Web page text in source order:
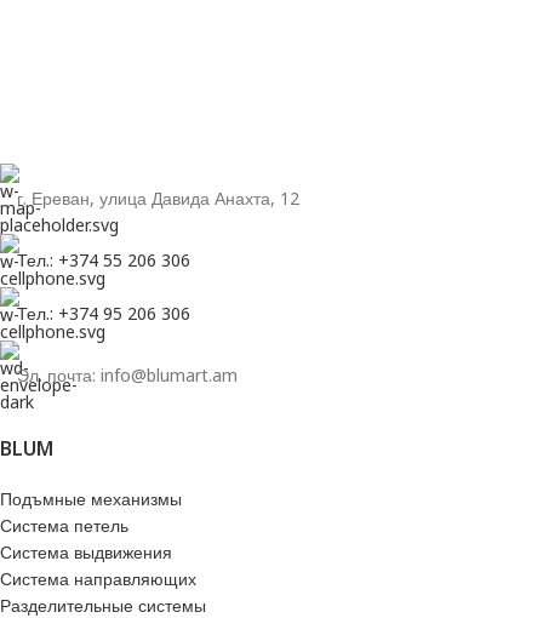
г. Ереван, улица Давида Анахта, 12
Тел.: +374 55 206 306
Тел.: +374 95 206 306
Эл. почта: info@blumart.am
BLUM
Подъмные механизмы
Система петель
Система выдвижения
Система направляющих
Разделительные системы